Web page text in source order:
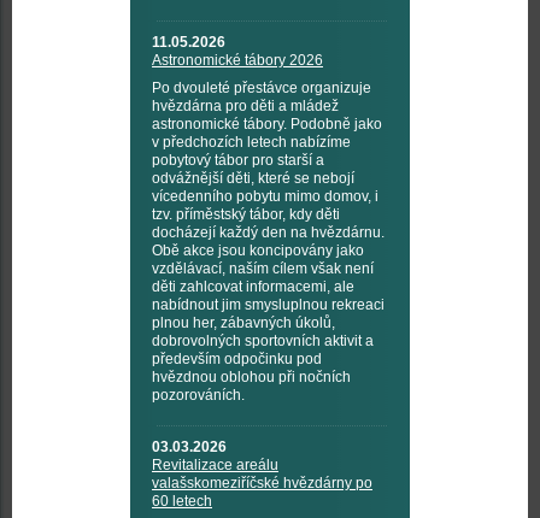
11.05.2026
Astronomické tábory 2026
Po dvouleté přestávce organizuje
hvězdárna pro děti a mládež
astronomické tábory. Podobně jako
v předchozích letech nabízíme
pobytový tábor pro starší a
odvážnější děti, které se nebojí
vícedenního pobytu mimo domov, i
tzv. příměstský tábor, kdy děti
docházejí každý den na hvězdárnu.
Obě akce jsou koncipovány jako
vzdělávací, naším cílem však není
děti zahlcovat informacemi, ale
nabídnout jim smysluplnou rekreaci
plnou her, zábavných úkolů,
dobrovolných sportovních aktivit a
především odpočinku pod
hvězdnou oblohou při nočních
pozorováních.
03.03.2026
Revitalizace areálu
valašskomeziříčské hvězdárny po
60 letech